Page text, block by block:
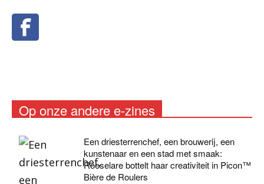
Op onze andere e-zines
Een driesterrenchef, een brouwerij, een
kunstenaar en een stad met smaak:
Roeselare bottelt haar creativiteit in Picon™
Bière de Roulers